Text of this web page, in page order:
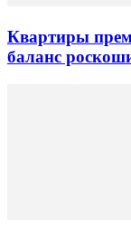
Квартиры
баланс